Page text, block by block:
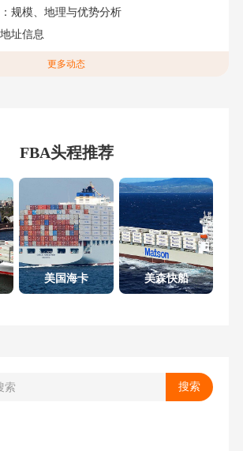
规模、地理与优势分析
址信息
更多动态
FBA头程推荐
美国海卡 美森快船